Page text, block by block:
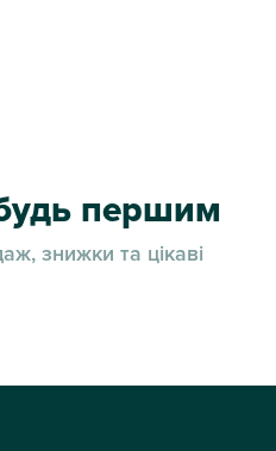
першим
знижки та цікаві